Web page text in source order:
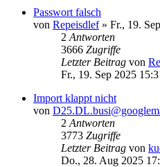
Passwort falsch
von Repeisdlef» Fr., 19.
2 Antworten
3666 Zugriffe
Letzter Beitrag von
Fr., 19. Sep 2025
Import klappt nicht
von
2 Antworten
3773 Zugriffe
Letzter Beitrag von
Do., 28. Aug 2025